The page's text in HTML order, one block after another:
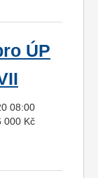
ÚP
08:00
000 Kč